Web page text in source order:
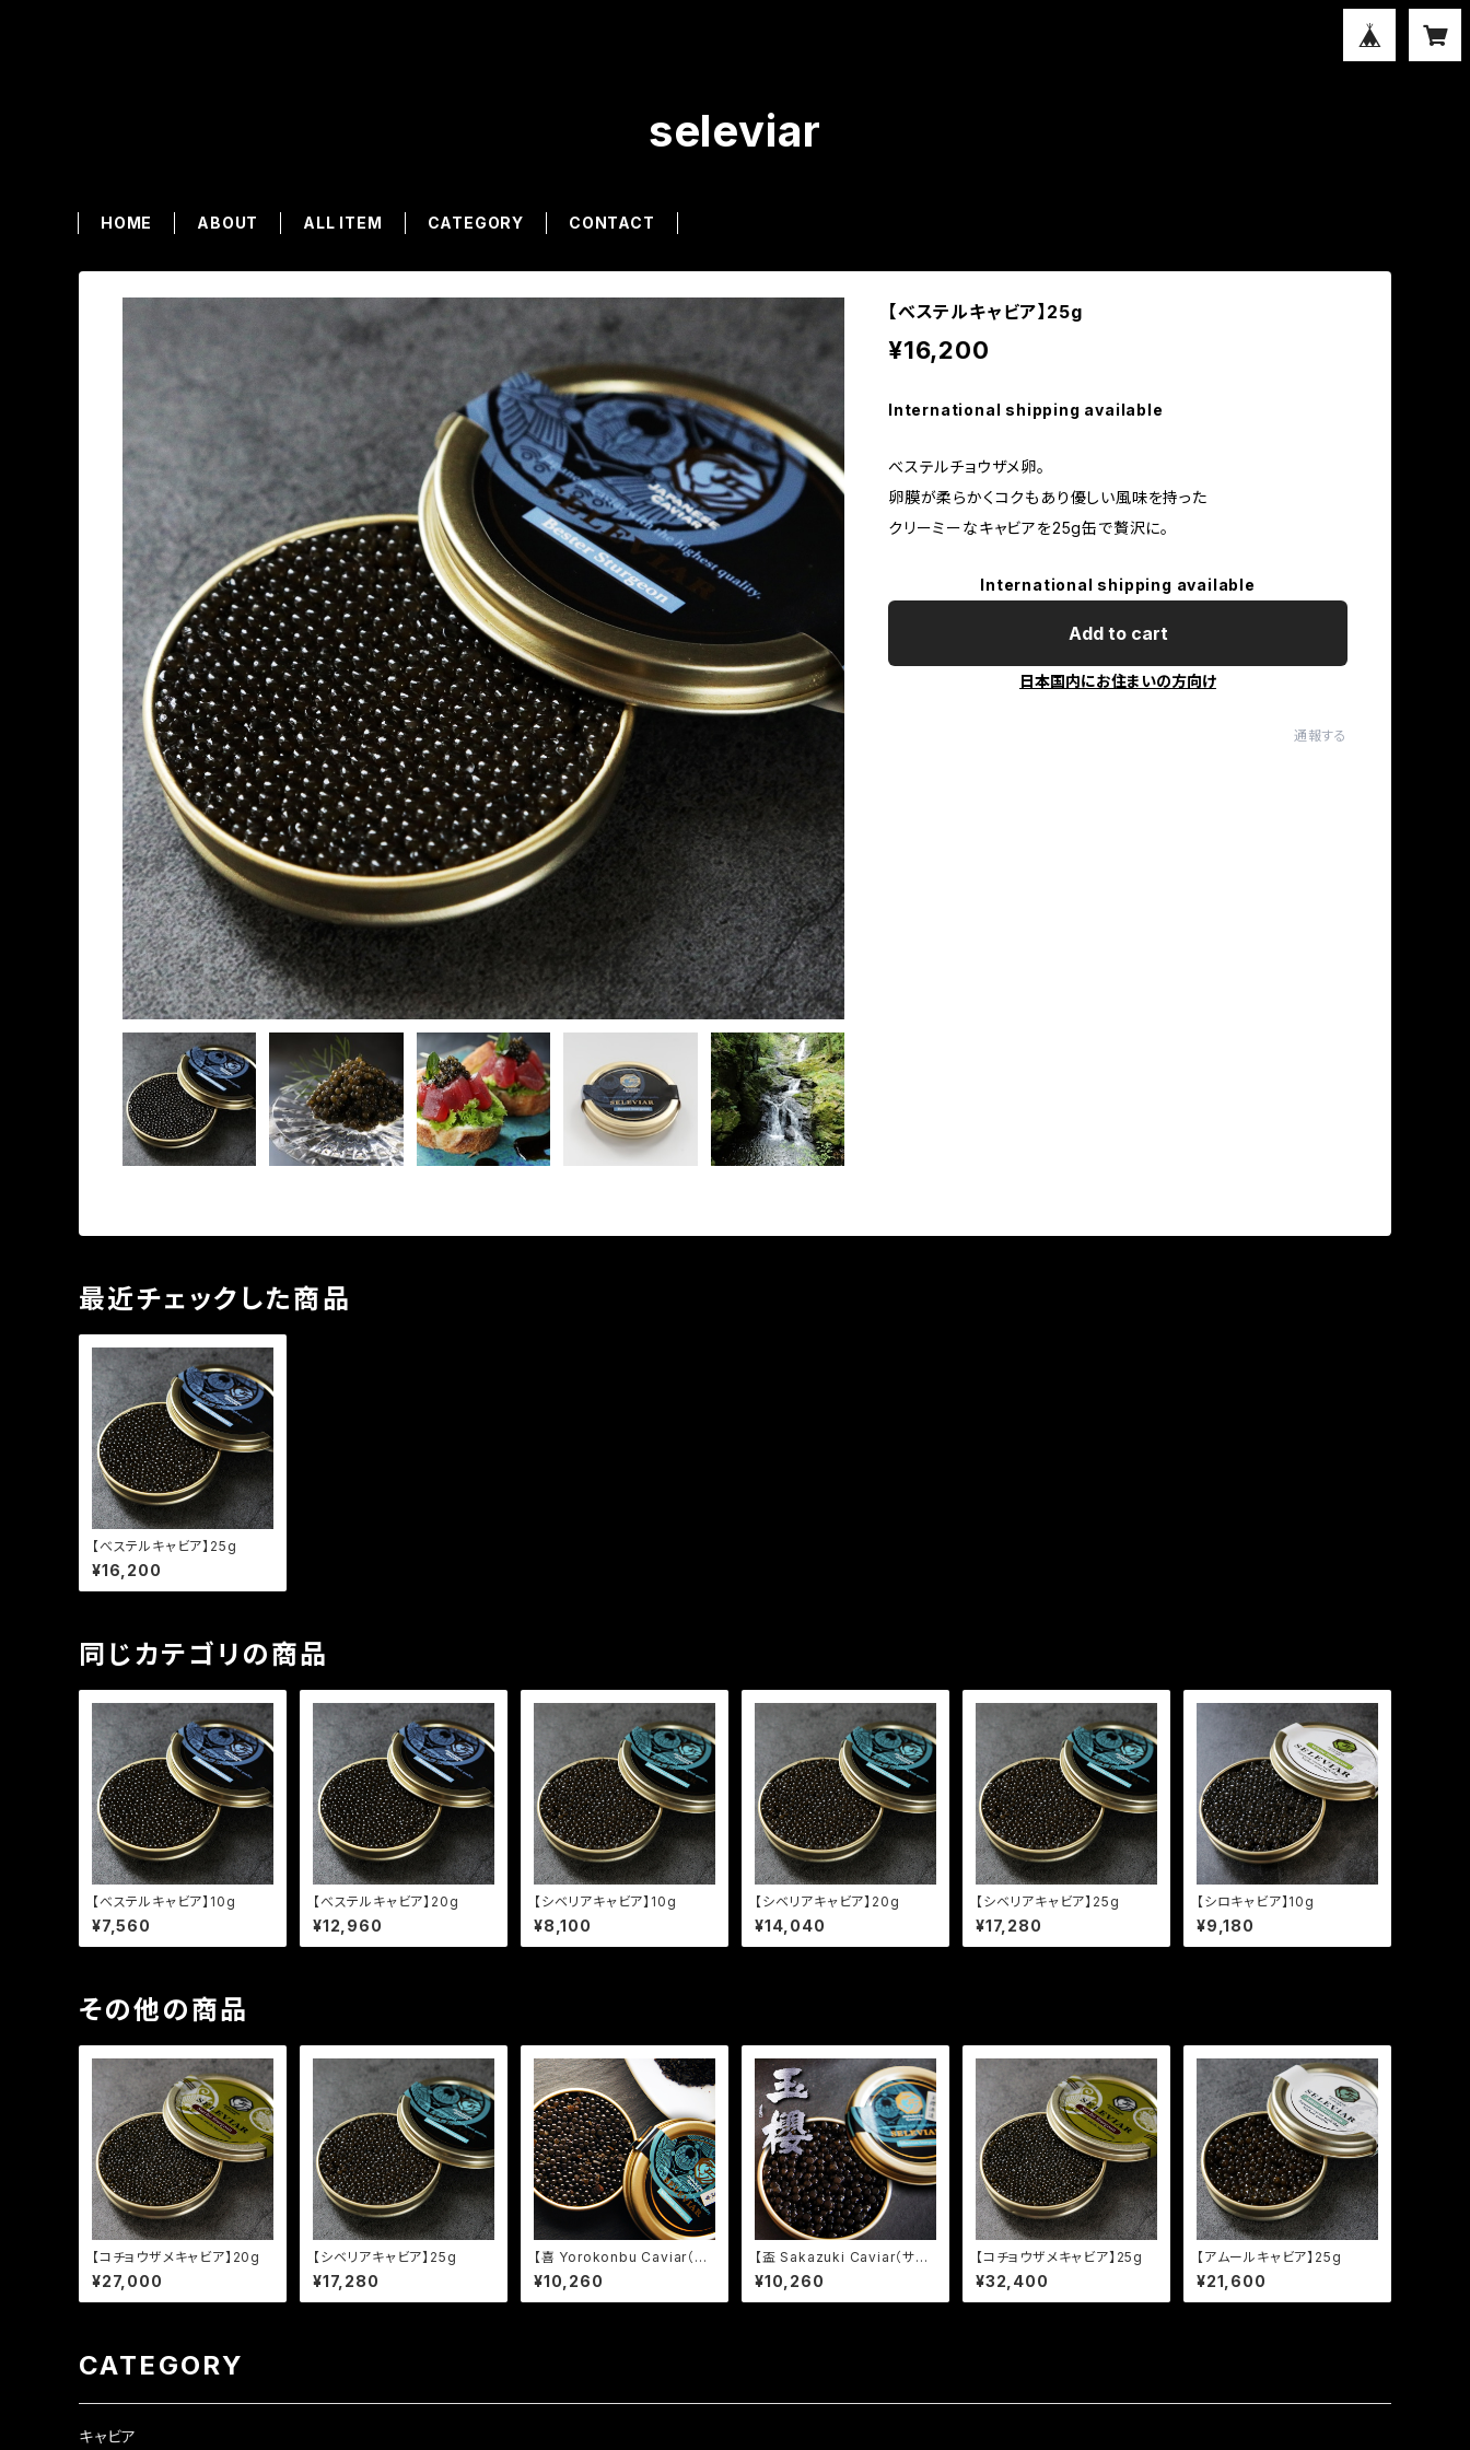
seleviar
HOME ABOUT ALL ITEM CATEGORY CONTACT
【べステルキャビア】25g
¥16,200
International shipping available
べステルチョウザメ卵。
卵膜が柔らかくコクもあり優しい風味を持った
クリーミーなキャビアを25g缶で贅沢に。
International shipping available
Add to cart
日本国内にお住まいの方向け
通報する
最近チェックした商品
【べステルキャビア】25g
¥16,200
同じカテゴリの商品
【べステルキャビア】10g
¥7,560
【べステルキャビア】20g
¥12,960
【シベリアキャビア】10g
¥8,100
【シベリアキャビア】20g
¥14,040
【シベリアキャビア】25g
¥17,280
【シロキャビア】10g
¥9,180
その他の商品
【コチョウザメキャビア】20g
¥27,000
【シベリアキャビア】25g
¥17,280
【喜 Yorokonbu Caviar（ヨ
ロコンブキャビア）】室屋一粒
昆布入り 10g
¥10,260
【盃 Sakazuki Caviar（サカ
ズキキャビア）】玉櫻酒造仕立
て 10g
¥10,260
【コチョウザメキャビア】25g
¥32,400
【アムールキャビア】25g
¥21,600
CATEGORY
キャビア